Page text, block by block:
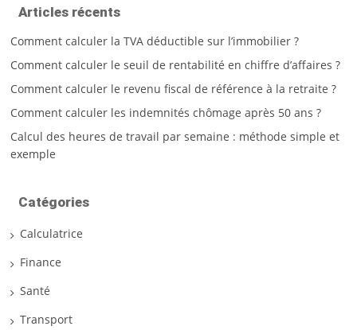
Articles récents
Comment calculer la TVA déductible sur l’immobilier ?
Comment calculer le seuil de rentabilité en chiffre d’affaires ?
Comment calculer le revenu fiscal de référence à la retraite ?
Comment calculer les indemnités chômage après 50 ans ?
Calcul des heures de travail par semaine : méthode simple et
exemple
Catégories
Calculatrice
Finance
Santé
Transport